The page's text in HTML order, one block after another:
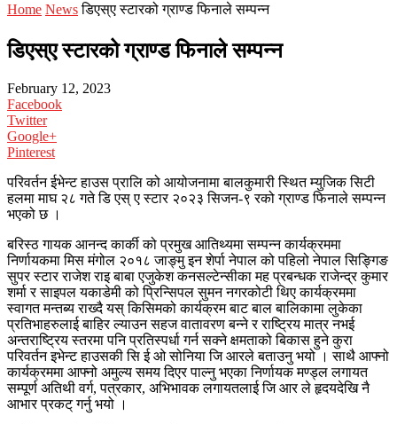
Home News डिएस्ए स्टारको ग्राण्ड फिनाले सम्पन्न
डिएस्ए स्टारको ग्राण्ड फिनाले सम्पन्न
February 12, 2023
Facebook
Twitter
Google+
Pinterest
परिवर्तन ईभेन्ट हाउस प्रालि को आयोजनामा बालकुमारी स्थित म्युजिक सिटी
हलमा माघ २८ गते डि एस् ए स्टार २०२३ सिजन-९ रको ग्राण्ड फिनाले सम्पन्न
भएको छ ।
बरिस्ठ गायक आनन्द कार्की को प्रमुख आतिथ्यमा सम्पन्न कार्यक्रममा
निर्णायकमा मिस मंगोल २०१८ जाङ्मु इन शेर्पा नेपाल को पहिलो नेपाल सिङ्गिङ
सुपर स्टार राजेश राइ बाबा एजुकेश कनसल्टेन्सीका मह प्रबन्धक राजेन्द्र कुमार
शर्मा र साइपल यकाडेमी को प्रिन्सिपल सुमन नगरकोटी थिए कार्यक्रममा
स्वागत मन्तब्य राख्दै यस् किसिमको कार्यक्रम बाट बाल बालिकामा लुकेका
प्रतिभाहरुलाई बाहिर ल्याउन सहज वातावरण बन्ने र राष्ट्रिय मात्र नभई
अन्तराष्ट्रिय स्तरमा पनि प्रतिस्पर्धा गर्न सक्ने क्षमताको बिकास हुने कुरा
परिवर्तन इभेन्ट हाउसकी सि ई ओ सोनिया जि आरले बताउनु भयो । साथै आफ्नो
कार्यक्रममा आफ्नो अमुल्य समय दिएर पाल्नु भएका निर्णायक मण्ड्ल लगायत
सम्पूर्ण अतिथी वर्ग, पत्रकार, अभिभावक लगायतलाई जि आर ले हृदयदेखि नै
आभार प्रकट् गर्नु भयो ।